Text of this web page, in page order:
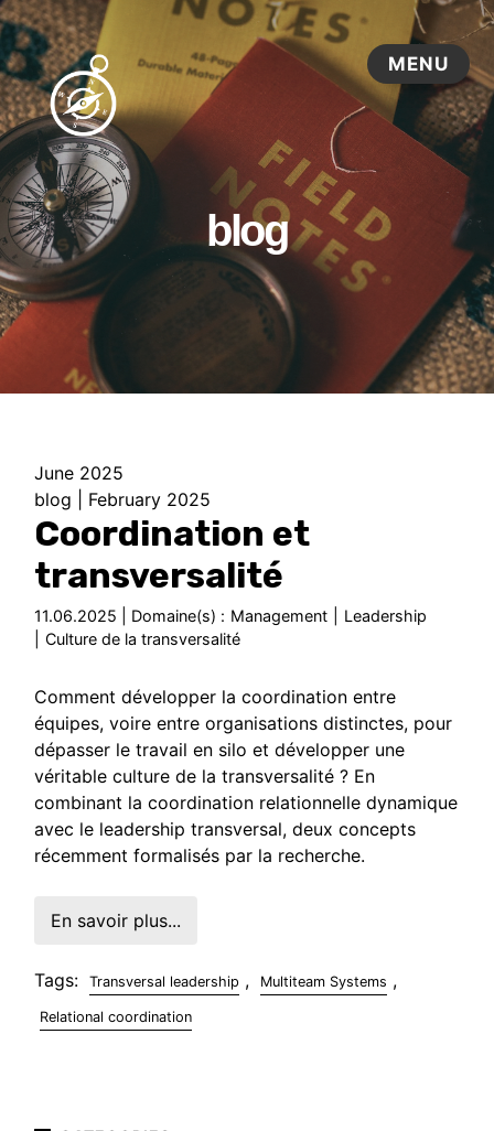
blog
June 2025
blog
February 2025
Coordination et
transversalité
11.06.2025 | Domaine(s) : Management
Leadership
Culture de la transversalité
Comment développer la coordination entre
équipes, voire entre organisations distinctes, pour
dépasser le travail en silo et développer une
véritable culture de la transversalité ? En
combinant la coordination relationnelle dynamique
avec le leadership transversal, deux concepts
récemment formalisés par la recherche.
En savoir plus...
Tags: Transversal leadership , Multiteam Systems ,
Relational coordination